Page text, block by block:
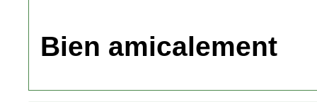
Bien amicalement